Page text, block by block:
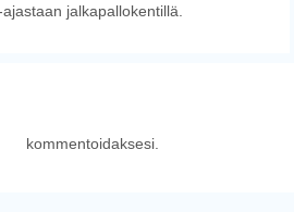
jalkapallokentillä.
kommentoidaksesi.